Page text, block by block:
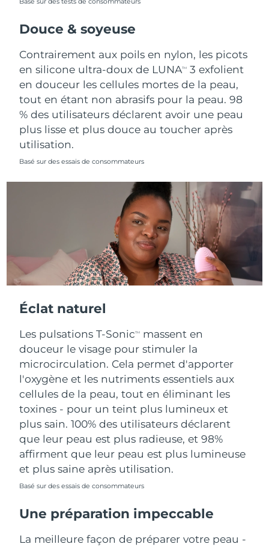
Basé sur des tests de consommateurs
Douce & soyeuse
Contrairement aux poils en nylon, les picots
en silicone ultra-doux de LUNATM
3 exfolient
en douceur les cellules mortes de la peau,
tout en étant non abrasifs pour la peau. 98
% des utilisateurs déclarent avoir une peau
plus lisse et plus douce au toucher après
utilisation.
Basé sur des essais de consommateurs
Éclat naturel
Les pulsations T-SonicTM
massent en
douceur le visage pour stimuler la
microcirculation. Cela permet d'apporter
l'oxygène et les nutriments essentiels aux
cellules de la peau, tout en éliminant les
toxines - pour un teint plus lumineux et
plus sain. 100% des utilisateurs déclarent
que leur peau est plus radieuse, et 98%
affirment que leur peau est plus lumineuse
et plus saine après utilisation.
Basé sur des essais de consommateurs
Une préparation impeccable
La meilleure façon de préparer votre peau -